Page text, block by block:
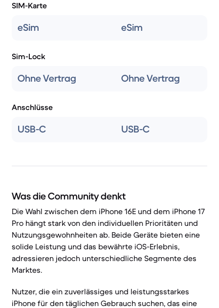
SIM-Karte
eSim eSim
Sim-Lock
Ohne Vertrag Ohne Vertrag
Anschlüsse
USB-C USB-C
Was die Community denkt
Die Wahl zwischen dem iPhone 16E und dem iPhone 17
Pro hängt stark von den individuellen Prioritäten und
Nutzungsgewohnheiten ab. Beide Geräte bieten eine
solide Leistung und das bewährte iOS-Erlebnis,
adressieren jedoch unterschiedliche Segmente des
Marktes.
Nutzer, die ein zuverlässiges und leistungsstarkes
iPhone für den täglichen Gebrauch suchen, das eine